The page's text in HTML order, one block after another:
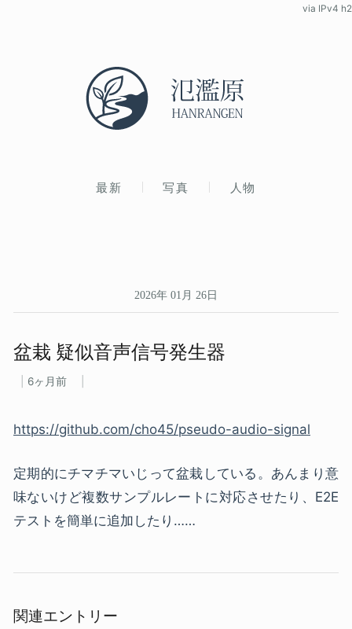
最新 写真 人物
via IPv4 h2
2026年 01月 26日
盆栽 疑似音声信号発生器
6ヶ月前
https://github.com/cho45/pseudo-audio-signal
定期的にチマチマいじって盆栽している。あんまり意
味ないけど複数サンプルレートに対応させたり、E2E
テストを簡単に追加したり……
関連エントリー